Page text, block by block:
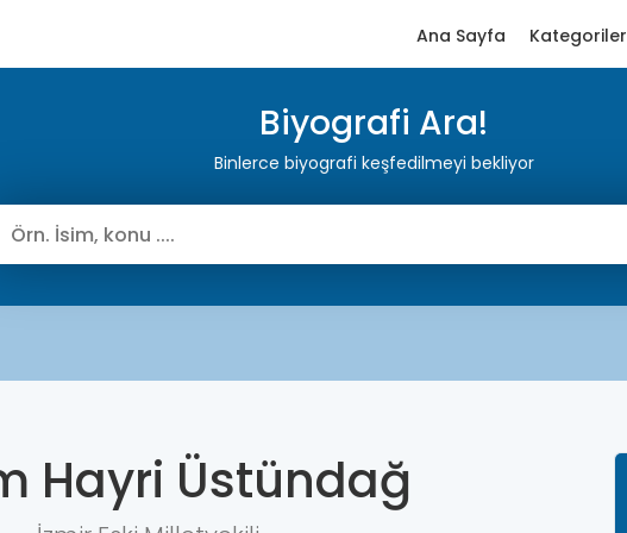
Ana Sayfa Kategoriler
Biyografi Ara!
Binlerce biyografi keşfedilmeyi bekliyor
Hayri Üstündağ